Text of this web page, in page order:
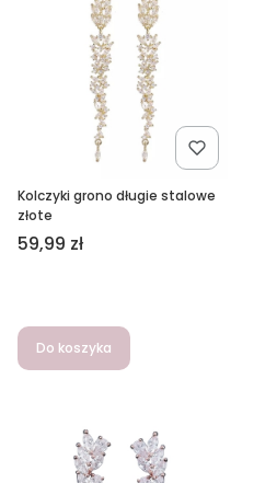
Kolczyki grono długie stalowe
złote
Cena
59,99 zł
Do koszyka